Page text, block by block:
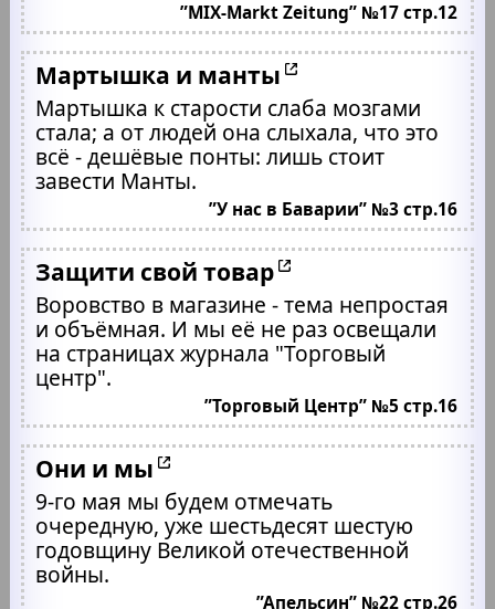
”MIX-Markt Zeitung” №17 стр.12
Мартышка и манты
Мартышка к старости слаба мозгами
стала; а от людей она слыхала, что это
всё - дешёвые понты: лишь стоит
завести Манты.
”У нас в Баварии” №3 стр.16
Защити свой товар
Воровство в магазине - тема непростая
и объёмная. И мы её не раз освещали
на страницах журнала "Торговый
центр".
”Торговый Центр” №5 стр.16
Они и мы
9-го мая мы будем отмечать
очередную, уже шестьдесят шестую
годовщину Великой отечественной
войны.
”Апельсин” №22 стр.26